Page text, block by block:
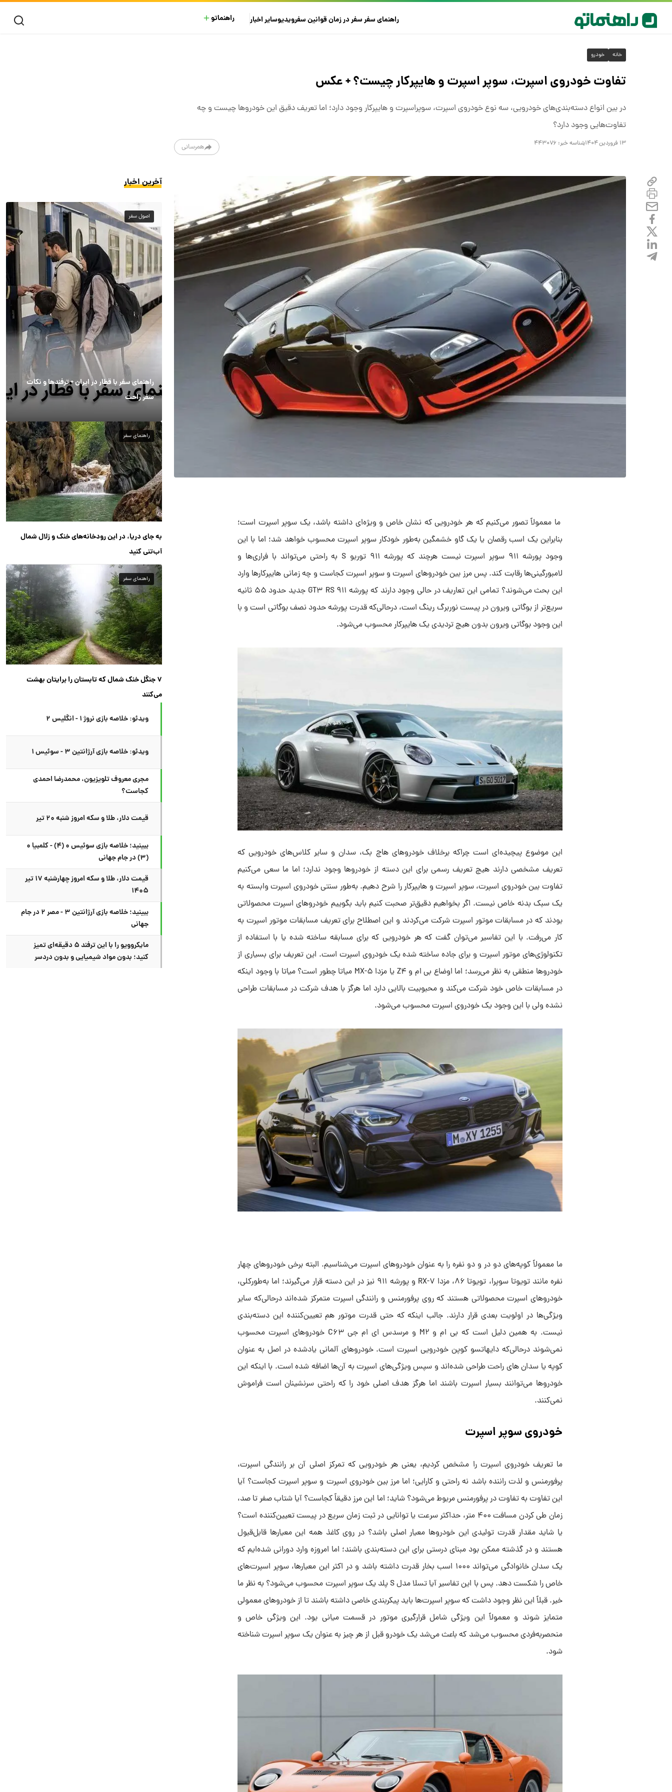
راهنمای سفرسفر در زمانقوانین سفرویدیوسایراخبار راهنماتو
خانه خودرو
تفاوت خودروی اسپرت، سوپر اسپرت و هایپرکار چیست؟ + عکس
در بین انواع دسته‌بندی‌های خودرویی، سه نوع خودروی اسپرت، سوپراسپرت و هایپرکار وجود دارد؛ اما تعریف دقیق این خودروها چیست و چه
تفاوت‌هایی وجود دارد؟
۱۳ فروردین ۱۴۰۴ شناسه خبر: ۴۴۳۰۷۶ همرسانی
ما معمولاً تصور می‌کنیم که هر خودرویی که نشان خاص و ویژه‌ای داشته باشد، یک سوپر اسپرت است؛
بنابراین یک اسب رقصان یا یک گاو خشمگین به‌طور خودکار سوپر اسپرت محسوب خواهد شد؛ اما با این
وجود پورشه ۹۱۱ سوپر اسپرت نیست هرچند که پورشه ۹۱۱ توربو S به راحتی می‌تواند با فراری‌ها و
لامبورگینی‌ها رقابت کند. پس مرز بین خودروهای اسپرت و سوپر اسپرت کجاست و چه زمانی هایپرکارها وارد
این بحث می‌شوند؟ تمامی این تعاریف در حالی وجود دارند که پورشه ۹۱۱ GT۳ RS جدید حدود ۵۵ ثانیه
سریع‌تر از بوگاتی ویرون در پیست نوربرگ‌ رینگ است، درحالی‌که قدرت پورشه حدود نصف بوگاتی است و با
این وجود بوگاتی ویرون بدون هیچ تردیدی یک هایپرکار محسوب می‌شود.
این موضوع پیچیده‌ای است چراکه برخلاف خودروهای هاچ‌ بک، سدان و سایر کلاس‌های خودرویی که
تعریف مشخصی دارند هیچ تعریف رسمی برای این دسته از خودروها وجود ندارد؛ اما ما سعی می‌کنیم
تفاوت بین خودروی اسپرت، سوپر اسپرت و هایپرکار را شرح دهیم. به‌طور سنتی خودروی اسپرت وابسته به
یک سبک بدنه خاص نیست. اگر بخواهیم دقیق‌تر صحبت کنیم باید بگوییم خودروهای اسپرت محصولاتی
بودند که در مسابقات موتور اسپرت شرکت می‌کردند و این اصطلاح برای تعریف مسابقات موتور اسپرت به
کار می‌رفت. با این تفاسیر می‌توان گفت که هر خودرویی که برای مسابقه ساخته شده یا با استفاده از
تکنولوژی‌های موتور اسپرت و برای جاده ساخته شده یک خودروی اسپرت است. این تعریف برای بسیاری از
خودروها منطقی به نظر می‌رسد؛ اما اوضاع بی ام و Z۴ یا مزدا MX-۵ میاتا چطور است؟ میاتا با وجود اینکه
در مسابقات خاص خود شرکت می‌کند و محبوبیت بالایی دارد اما هرگز با هدف شرکت در مسابقات طراحی
نشده ولی با این وجود یک خودروی اسپرت محسوب می‌شود.
ما معمولاً کوپه‌های دو در و دو نفره را به عنوان خودروهای اسپرت می‌شناسیم. البته برخی خودروهای چهار
نفره مانند تویوتا سوپرا، تویوتا ۸۶، مزدا RX-۷ و پورشه ۹۱۱ نیز در این دسته قرار می‌گیرند؛ اما به‌طورکلی،
خودروهای اسپرت محصولاتی هستند که روی پرفورمنس و رانندگی اسپرت متمرکز شده‌اند درحالی‌که سایر
ویژگی‌ها در اولویت بعدی قرار دارند. جالب اینکه که حتی قدرت موتور هم تعیین‌کننده این دسته‌بندی
نیست. به همین دلیل است که بی ام و M۲ و مرسدس ای ام جی C۶۳ خودروهای اسپرت محسوب
نمی‌شوند درحالی‌که دایهاتسو کوپن خودرویی اسپرت است. خودروهای آلمانی یادشده در اصل به عنوان
کوپه یا سدان‌ های راحت طراحی شده‌اند و سپس ویژگی‌های اسپرت به آن‌ها اضافه شده است. با اینکه این
خودروها می‌توانند بسیار اسپرت باشند اما هرگز هدف اصلی خود را که راحتی سرنشینان است فراموش
نمی‌کنند.
خودروی سوپر اسپرت
ما تعریف خودروی اسپرت را مشخص کردیم، یعنی هر خودرویی که تمرکز اصلی آن بر رانندگی اسپرت،
پرفورمنس و لذت راننده باشد نه راحتی و کارایی؛ اما مرز بین خودروی اسپرت و سوپر اسپرت کجاست؟ آیا
این تفاوت به تفاوت در پرفورمنس مربوط می‌شود؟ شاید؛ اما این مرز دقیقاً کجاست؟ آیا شتاب صفر تا صد،
زمان طی کردن مسافت ۴۰۰ متر، حداکثر سرعت یا توانایی در ثبت زمان سریع در پیست تعیین‌کننده است؟
یا شاید مقدار قدرت تولیدی این خودروها معیار اصلی باشد؟ در روی کاغذ همه این معیارها قابل‌قبول
هستند و در گذشته ممکن بود مبنای درستی برای این دسته‌بندی باشند؛ اما امروزه وارد دورانی شده‌ایم که
یک سدان خانوادگی می‌تواند ۱۰۰۰ اسب بخار قدرت داشته باشد و در اکثر این معیارها، سوپر اسپرت‌های
خاص را شکست دهد. پس با این تفاسیر آیا تسلا مدل S پلد یک سوپر اسپرت محسوب می‌شود؟ به نظر ما
خیر. قبلاً این نظر وجود داشت که سوپر اسپرت‌ها باید پیکربندی خاصی داشته باشند تا از خودروهای معمولی
متمایز شوند و معمولاً این ویژگی شامل قرارگیری موتور در قسمت میانی بود. این ویژگی خاص و
منحصربه‌فردی محسوب می‌شد که باعث می‌شد یک خودرو قبل از هر چیز به عنوان یک سوپر اسپرت شناخته
شود.
آخرین اخبار
اصول سفر
راهنمای سفر با قطار در ایران + ترفندها و نکات
سفر راحت
راهنمای سفر
به جای دریا، در این رودخانه‌های خنک و زلال شمال
آب‌تنی کنید
راهنمای سفر
۷ جنگل خنک شمال که تابستان را برایتان بهشت
می‌کنند
ویدئو: خلاصه بازی نروژ ۱ - انگلیس ۲
ویدئو: خلاصه بازی آرژانتین ۳ - سوئیس ۱
مجری معروف تلویزیون، محمدرضا احمدی
کجاست؟
قیمت دلار، طلا و سکه امروز شنبه ۲۰ تیر
ببینید؛ خلاصه بازی سوئیس ۰ (۴) - کلمبیا ۰
(۳) در جام جهانی
قیمت دلار، طلا و سکه امروز چهارشنبه ۱۷ تیر
۱۴۰۵
ببینید؛ خلاصه بازی آرژانتین ۳ - مصر ۲ در جام
جهانی
مایکروویو را با این ترفند ۵ دقیقه‌ای تمیز
کنید؛ بدون مواد شیمیایی و بدون دردسر